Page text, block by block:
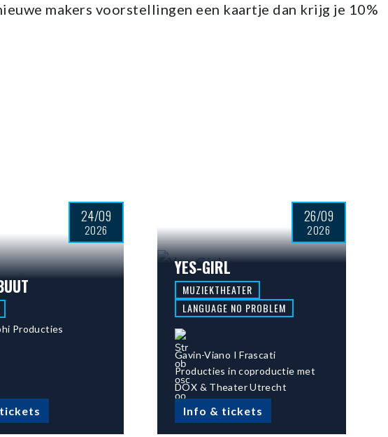
makers voorstellingen een kaartje dan krijg je 10%
24/09
2026
Producties
26/09
2026
YES-GIRL
MUZIEKTHEATER
LANGUAGE NO PROBLEM
Gavin-Viano I Frascati
Producties in coproductie met
DOX & Theater Utrecht
Info & tickets